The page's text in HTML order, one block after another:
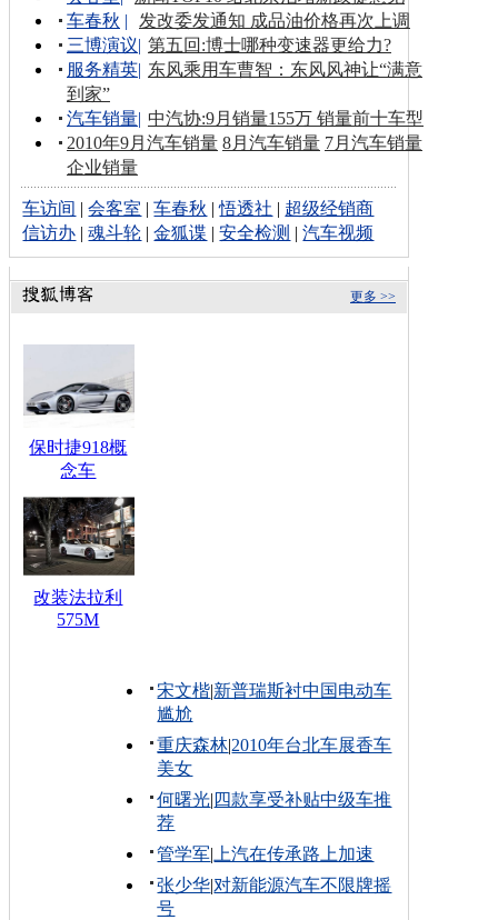
车春秋 |
发改委发通知 成品油价格再次上调
三博演议| 第五回:博士哪种变速器更给力?
服务精英| 东风乘用车曹智：东风风神让“满意
到家”
汽车销量| 中汽协:9月销量155万 销量前十车型
2010年9月汽车销量 8月汽车销量 7月汽车销量
企业销量
车访间 |会客室 |车春秋 |悟透社 | 超级经销商
信访办 |魂斗轮 |金狐谍 |安全检测 |汽车视频
更多 >>
保时捷918概
念车
改装法拉利
575M
宋文楷|新普瑞斯衬中国电动车
尴尬
重庆森林|2010年台北车展香车
美女
何曙光| 四款享受补贴中级车推
荐
管学军| 上汽在传承路上加速
张少华|对新能源汽车不限牌摇
号